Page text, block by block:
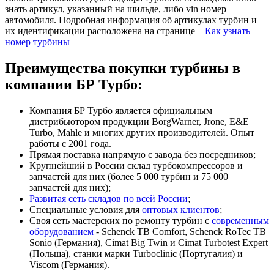
знать артикул, указанный на шильде, либо vin номер
автомобиля. Подробная информация об артикулах турбин и
их идентификации расположена на странице – Как узнать
номер турбины
Преимущества покупки турбины в
компании БР Турбо:
Компания БР Турбо является официальным
дистрибьютором продукции BorgWarner, Jrone, E&E
Turbo, Mahle и многих других производителей. Опыт
работы с 2001 года.
Прямая поставка напрямую с завода без посредников;
Крупнейший в России склад турбокомпрессоров и
запчастей для них (более 5 000 турбин и 75 000
запчастей для них);
Развитая сеть складов по всей России;
Специальные условия для оптовых клиентов;
Своя сеть мастерских по ремонту турбин с современным
оборудованием - Schenck TB Comfort, Schenck RoTec TB
Sonio (Германия), Cimat Big Twin и Cimat Turbotest Expert
(Польша), станки марки Turboclinic (Португалия) и
Viscom (Германия).